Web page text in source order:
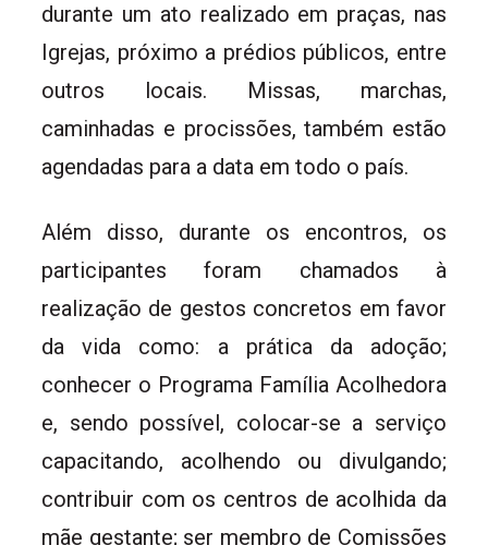
durante um ato realizado em praças, nas
Igrejas, próximo a prédios públicos, entre
outros locais. Missas, marchas,
caminhadas e procissões, também estão
agendadas para a data em todo o país.
Além disso, durante os encontros, os
participantes foram chamados à
realização de gestos concretos em favor
da vida como: a prática da adoção;
conhecer o Programa Família Acolhedora
e, sendo possível, colocar-se a serviço
capacitando, acolhendo ou divulgando;
contribuir com os centros de acolhida da
mãe gestante; ser membro de Comissões